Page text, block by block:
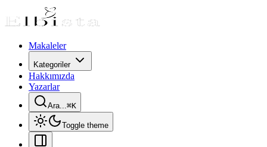
Makaleler
Kategoriler
Hakkımızda
Yazarlar
Ara...⌘K
Toggle theme